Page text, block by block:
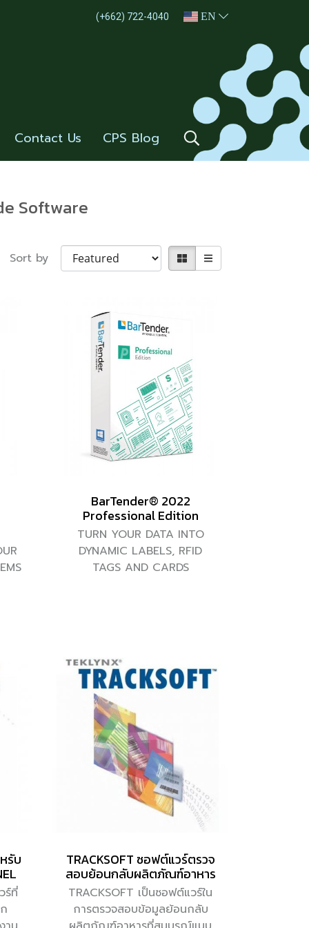
(+662) 722-4040 EN
Contact Us
CPS Blog
Software
Sort by
BarTender® 2022
Professional Edition
TURN YOUR DATA INTO
DYNAMIC LABELS, RFID
TAGS AND CARDS
รับ
ร์ที่
TRACKSOFT ซอฟต์แวร์ตรวจ
สอบย้อนกลับผลิตภัณฑ์อาหาร
TRACKSOFT เป็นซอฟต์แวร์ใน
การตรวจสอบข้อมูลย้อนกลับ